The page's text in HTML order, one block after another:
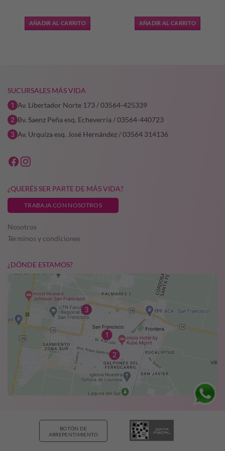
original
era:
AÑADIR AL CARRITO AÑADIR AL CARRITO
SUCURSALES MÁS VIDA
Av. Libertador Norte 173 / 03564-425339
Bv. Saenz Peña esq. Echeverría / 03564-440723
Av. Urquiza esq. José Hernández / 03564 314136
¿QUERÉS SER PARTE DE MÁS VIDA?
TRABAJA CON NOSOTROS
Nosotros
Términos y condiciones
¿DÓNDE ESTAMOS?
BOTÓN DE
ARREPENTIMIENTO